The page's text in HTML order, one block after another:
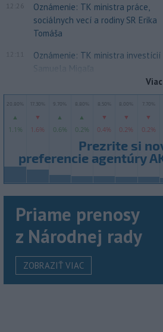
12:26
Oznámenie: TK ministra práce,
sociálnych vecí a rodiny SR Erika
Tomáša
Oznámenie: TK ministra investícií
Samuela Migaľa
Viac
Priame prenosy
z Národnej rady
ZOBRAZIŤ VIAC